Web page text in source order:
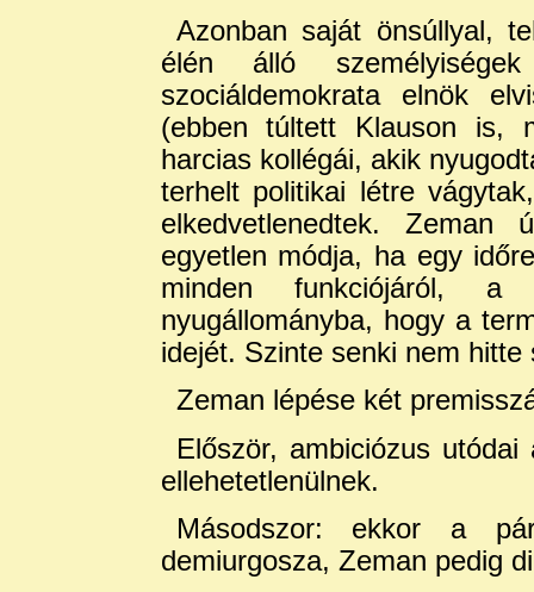
Azonban saját önsúllyal,
élén álló
szociáldemokrata elnök
(ebben túltett Klauson is,
harcias kollégái, akik
terhelt politikai létre
elkedvetlenedtek. Zeman
egyetlen módja, ha egy
minden funkciójáról, a
nyugállományba, hogy a
idejét. Szinte senki nem
Zeman lépése két
Először, ambiciózus
ellehetetlenülnek.
Másodszor: ekkor a
demiurgosza, Zeman pedig